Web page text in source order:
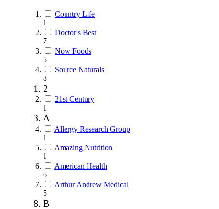
Country Life
1
Doctor's Best
7
Now Foods
5
Source Naturals
8
2
21st Century
1
A
Allergy Research Group
1
Amazing Nutrition
1
American Health
6
Arthur Andrew Medical
5
B